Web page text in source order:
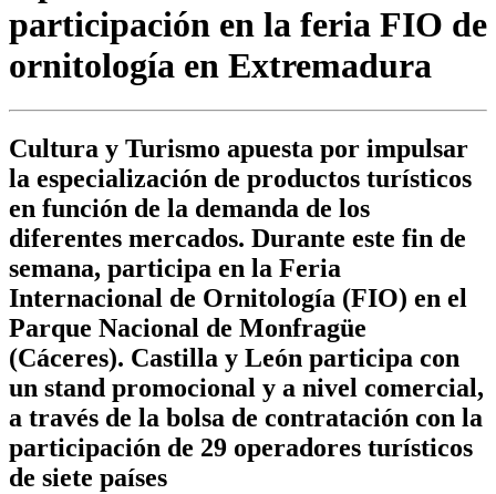
participación en la feria FIO de
ornitología en Extremadura
Cultura y Turismo apuesta por impulsar
la especialización de productos turísticos
en función de la demanda de los
diferentes mercados. Durante este fin de
semana, participa en la Feria
Internacional de Ornitología (FIO) en el
Parque Nacional de Monfragüe
(Cáceres). Castilla y León participa con
un stand promocional y a nivel comercial,
a través de la bolsa de contratación con la
participación de 29 operadores turísticos
de siete países